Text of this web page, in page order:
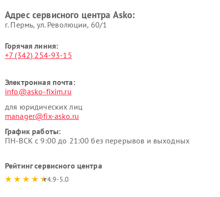
Asko
Адрес сервисного центра Asko:
г. Пермь, ул. ​Революции, 60/1
Горячая линия:
+7 (342) 254-93-15
Электронная почта:
info@asko-fixim.ru
для юридических лиц
manager@fix-asko.ru
График работы:
ПН-ВСК с 9:00 до 21:00 без перерывов и выходных
Рейтинг сервисного центра
4.9-5.0